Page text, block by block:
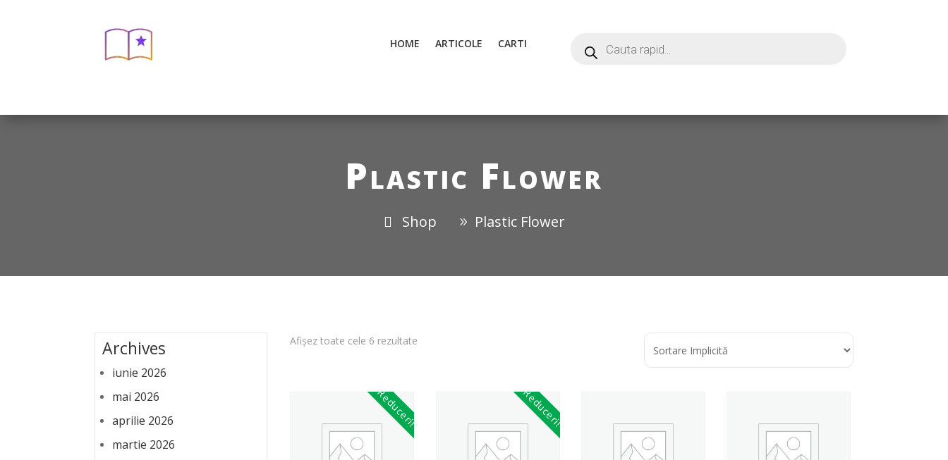
HOME ARTICOLE CARTI
Plastic Flower
Shop Plastic Flower
Archives
iunie 2026
mai 2026
aprilie 2026
martie 2026
Afișez toate cele 6 rezultate
Reduceri! Reduceri!